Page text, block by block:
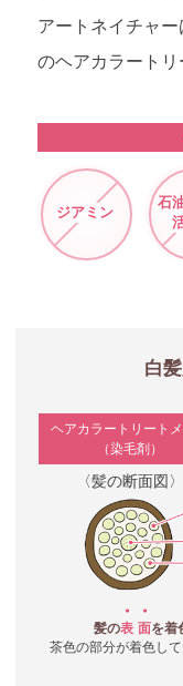
アートネイチャー
のヘアカラートリ
ジアミン
石
白
ヘアカラートリートメ
（染毛剤）
〈髪の断面図〉
髪の表
・
面
・
を着
茶色の部分が着色し